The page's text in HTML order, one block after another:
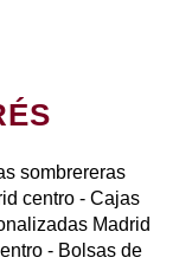
sombrereras
centro - Cajas
Madrid
- Bolsas de